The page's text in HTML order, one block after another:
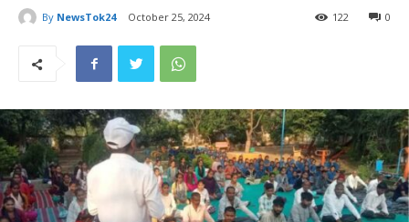
By NewsTok24 October 25, 2024 0
122